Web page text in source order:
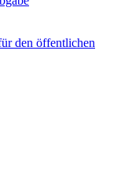
den öffentlichen